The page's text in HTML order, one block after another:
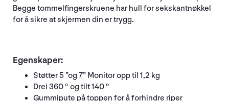
Begge tommelfingerskruene har hull for sekskantnøkkel
for å sikre at skjermen din er trygg.
Egenskaper:
Støtter 5 ”og 7” Monitor opp til 1,2 kg
Drei 360 ° og tilt 140 °
Gummipute på toppen for å forhindre riper